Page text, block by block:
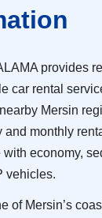
provides
car rental
Mersin
and monthly
economy,
vehicles.
of Mersin’s